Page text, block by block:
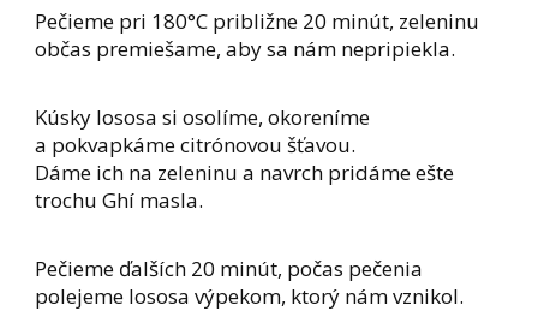
Pečieme pri 180°C približne 20 minút, zeleninu
občas premiešame, aby sa nám nepripiekla.
Kúsky lososa si osolíme, okoreníme
a pokvapkáme citrónovou šťavou.
Dáme ich na zeleninu a navrch pridáme ešte
trochu Ghí masla.
Pečieme ďalších 20 minút, počas pečenia
polejeme lososa výpekom, ktorý nám vznikol.